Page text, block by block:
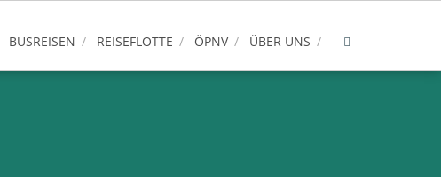
BUSREISEN REISEFLOTTE ÖPNV ÜBER UNS